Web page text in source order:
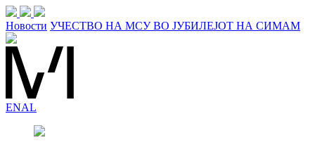
Новости УЧЕСТВО НА МСУ ВО ЈУБИЛЕЈОТ НА СИМАМ
ENAL